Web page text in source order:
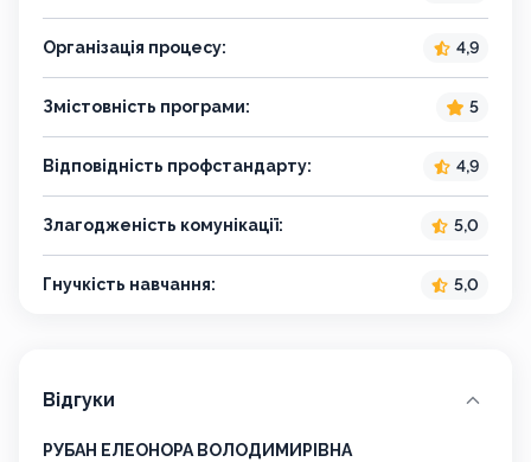
Організація процесу: 4,9
Змістовність програми: 5
Відповідність профстандарту: 4,9
Злагодженість комунікації: 5,0
Гнучкість навчання: 5,0
Відгуки
РУБАН ЕЛЕОНОРА ВОЛОДИМИРІВНА